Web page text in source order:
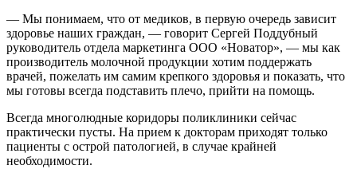
— Мы понимаем, что от медиков, в первую очередь зависит
здоровье наших граждан, — говорит Сергей Поддубный
руководитель отдела маркетинга ООО «Новатор», — мы как
производитель молочной продукции хотим поддержать
врачей, пожелать им самим крепкого здоровья и показать, что
мы готовы всегда подставить плечо, прийти на помощь.
Всегда многолюдные коридоры поликлиники сейчас
практически пусты. На прием к докторам приходят только
пациенты с острой патологией, в случае крайней
необходимости.